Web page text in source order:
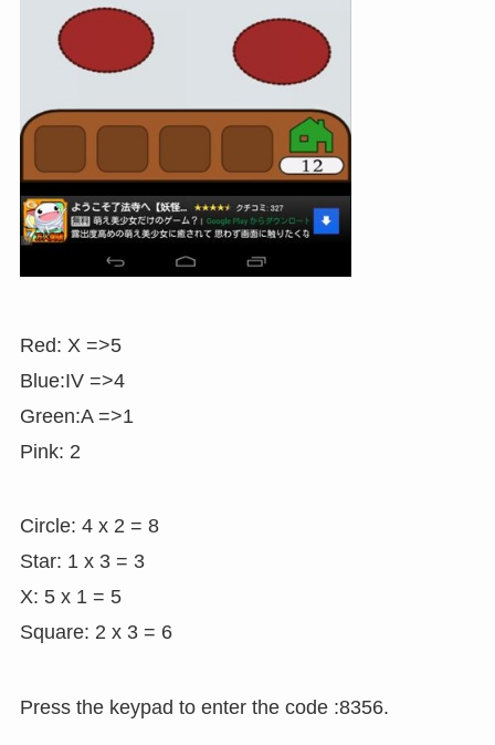
Red: X =>5
Blue:IV =>4
Green:A =>1
Pink: 2
Circle: 4 x 2 = 8
Star: 1 x 3 = 3
X: 5 x 1 = 5
Square: 2 x 3 = 6
Press the keypad to enter the code :8356.